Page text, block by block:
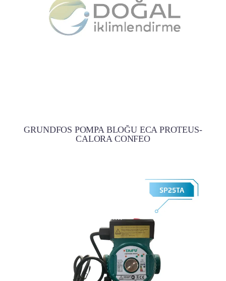
GRUNDFOS POMPA BLOĞU ECA PROTEUS-
CALORA CONFEO